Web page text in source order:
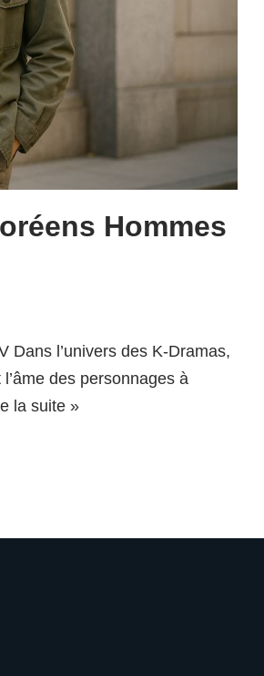
Hommes
Dans l’univers des K-Dramas,
des personnages à
la suite »